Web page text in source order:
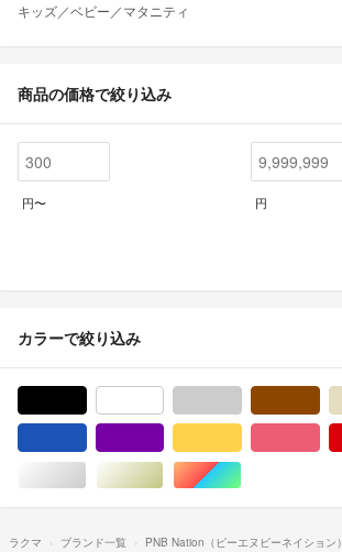
キッズ／ベビー／マタニティ
商品の価格で絞り込み
円〜 円
カラーで絞り込み
シルバー/銀色系ゴールド/金色系マルチカラー
ラクマ ブランド一覧 PNB Nation（ピーエヌビーネイション）